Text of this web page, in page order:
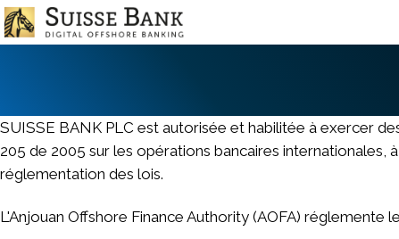
Aller
au
SUISSE BANK PLC est autorisée et habilitée à exercer
205 de 2005 sur les opérations bancaires
réglementation des lois.
L'Anjouan Offshore Finance Authority (AOFA)